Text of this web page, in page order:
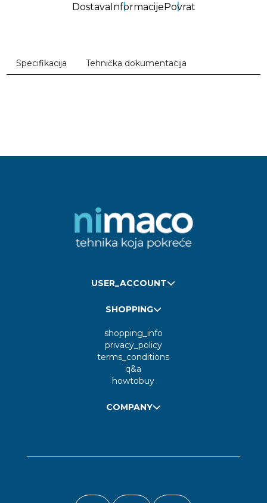
DostavaInformacijePovrat
Specifikacija Tehnička dokumentacija
USER_ACCOUNT
SHOPPING
shopping_info
privacy_policy
terms_conditions
q&a
howtobuy
COMPANY